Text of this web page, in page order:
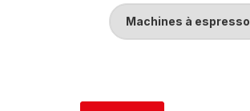
Machines à espresso